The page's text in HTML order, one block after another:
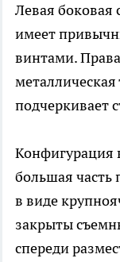
Левая боковая
имеет
винтами.
подчеркивает
Конфигурация
большая часть
в виде
закрыты
спереди